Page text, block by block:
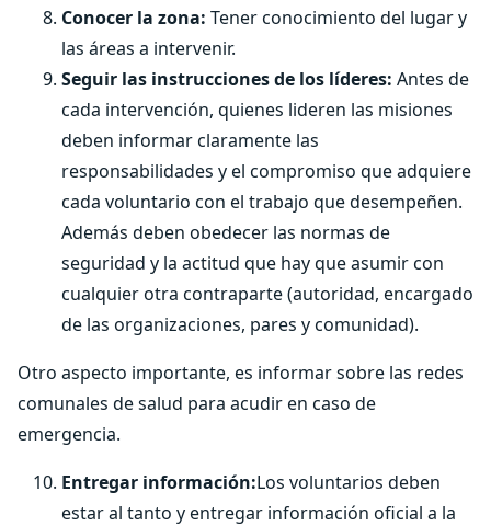
Conocer la zona: Tener conocimiento del lugar y
las áreas a intervenir.
Seguir las instrucciones de los líderes: Antes de
cada intervención, quienes lideren las misiones
deben informar claramente las
responsabilidades y el compromiso que adquiere
cada voluntario con el trabajo que desempeñen.
Además deben obedecer las normas de
seguridad y la actitud que hay que asumir con
cualquier otra contraparte (autoridad, encargado
de las organizaciones, pares y comunidad).
Otro aspecto importante, es informar sobre las redes
comunales de salud para acudir en caso de
emergencia.
Entregar información:Los voluntarios deben
estar al tanto y entregar información oficial a la